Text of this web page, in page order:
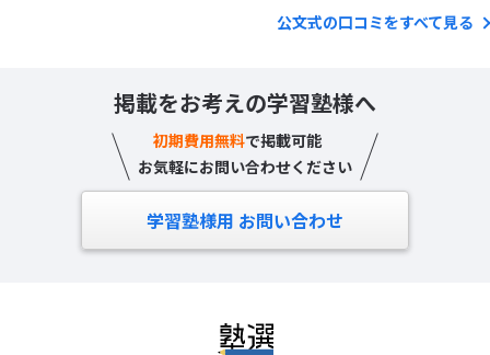
公文式の口コミをすべて見る
掲載をお考えの学習塾様へ
初期費用無料で掲載可能
お気軽にお問い合わせください
学習塾様用 お問い合わせ